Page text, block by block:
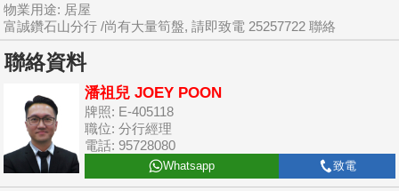
物業用途: 居屋
富誠鑽石山分行 /尚有大量筍盤, 請即致電 25257722 聯絡
聯絡資料
潘祖兒 JOEY POON
牌照: E-405118
職位: 分行經理
電話: 95728080
Whatsapp 致電